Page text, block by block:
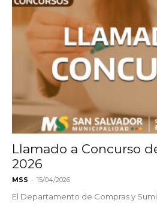
Llamado a Concurso
2026
MSS - 15/04/2026
El Departamento de Compras y